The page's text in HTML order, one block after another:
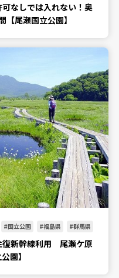
可なしでは入れない！奥
尾瀬国立公園】
国立公園 福島県 群馬県
復新幹線利用 尾瀬ケ原
園】